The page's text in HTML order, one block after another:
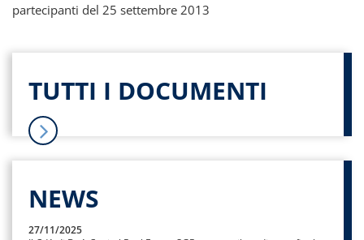
partecipanti del 25 settembre 2013
TUTTI I DOCUMENTI
NEWS
27/11/2025